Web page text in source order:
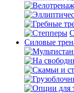
Силовые